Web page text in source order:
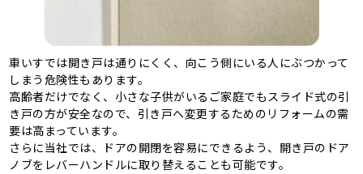
車いすでは開き戸は通りにくく、向こう側にいる人にぶつかって
しまう危険性もあります。
高齢者だけでなく、小さな子供がいるご家庭でもスライド式の引
き戸の方が安全なので、引き戸へ変更するためのリフォームの需
要は高まっています。
さらに当社では、ドアの開閉を容易にできるよう、開き戸のドア
ノブをレバーハンドルに取り替えることも可能です。